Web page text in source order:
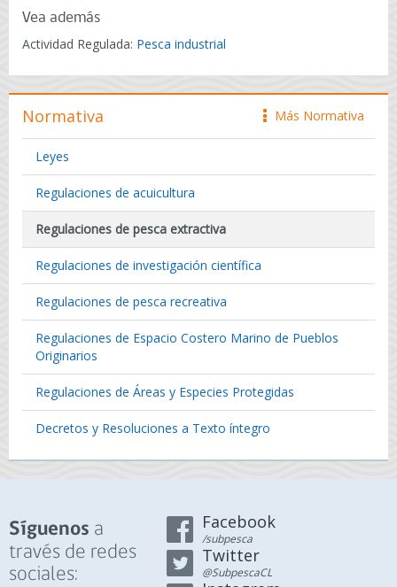
Vea además
Actividad Regulada: Pesca industrial
icono
Más Normativa
Normativa
Leyes
Regulaciones de acuicultura
Regulaciones de pesca extractiva
Regulaciones de investigación científica
Regulaciones de pesca recreativa
Regulaciones de Espacio Costero Marino de Pueblos
Originarios
Regulaciones de Áreas y Especies Protegidas
Decretos y Resoluciones a Texto íntegro
Síguenos a
través de redes
sociales:
Facebook
/subpesca
Twitter
@SubpescaCL